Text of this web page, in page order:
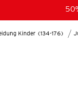
Kinder (134-176)